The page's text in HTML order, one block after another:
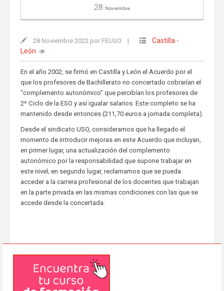
28 Noviembre
28 Noviembre 2022 por FEUSO |
Castilla -
León
En el año 2002, se firmó en Castilla y León el Acuerdo por el
que los profesores de Bachillerato no concertado cobrarían el
“complemento autonómico” que percibían los profesores de
2º Ciclo de la ESO y así igualar salarios. Este completo se ha
mantenido desde entonces (211,70 euros a jornada completa).
Desde el sindicato USO, consideramos que ha llegado el
momento de introducir mejoras en este Acuerdo que incluyan,
en primer lugar, una actualización del complemento
autonómico por la responsabilidad que supone trabajar en
este nivel; en segundo lugar, reclamamos que se pueda
acceder a la carrera profesional de los docentes que trabajan
en la parte privada en las mismas condiciones con las que se
accede desde la concertada.